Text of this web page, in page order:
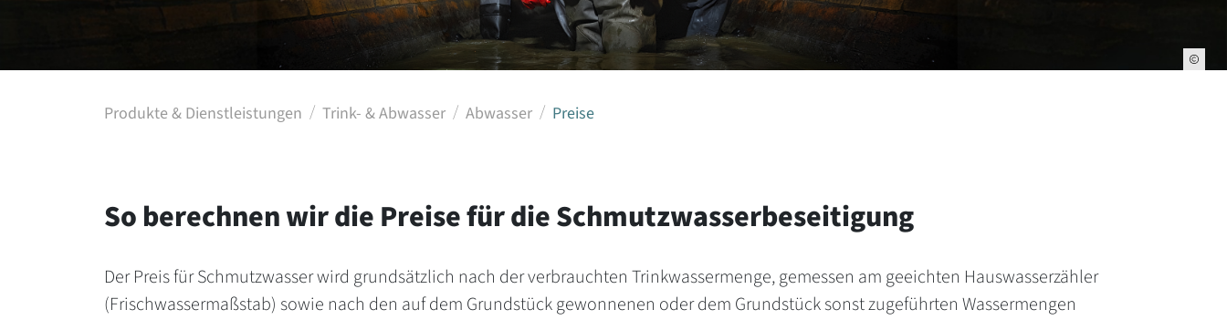
Produkte & Dienstleistungen Trink- & Abwasser Abwasser Preise
So berechnen wir die Preise für die Schmutzwasserbeseitigung
Der Preis für Schmutzwasser wird grundsätzlich nach der verbrauchten Trinkwassermenge, gemessen am geeichten Hauswasserzähler
(Frischwassermaßstab) sowie nach den auf dem Grundstück gewonnenen oder dem Grundstück sonst zugeführten Wassermengen